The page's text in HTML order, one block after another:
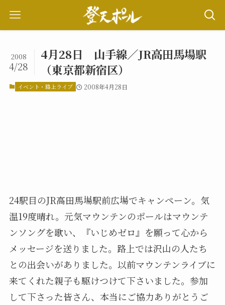
4月28日 山手線／JR高田馬場駅
（東京都新宿区）
2008
4/28
イベント・路上ライブ 2008年4月28日
24駅目のJR高田馬場駅前広場でキャンペーン。気
温19度晴れ。元気マウンテンのポールはマウンテ
ンソングを歌い、『いじめゼロ』を願って心から
メッセージを送りました。路上では沢山の人たち
との出会いがありました。以前マウンテンライブに
来てくれた親子も駆けつけて下さいました。参加
して下さった皆さん、本当にご協力ありがとうご